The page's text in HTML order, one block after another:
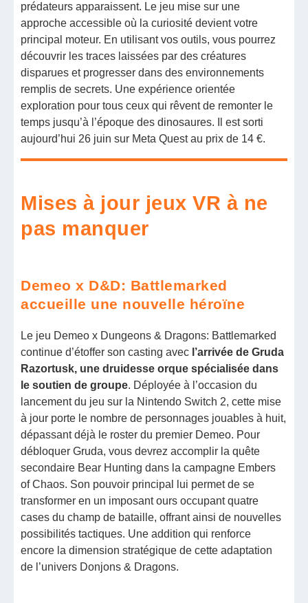
prédateurs apparaissent. Le jeu mise sur une
approche accessible où la curiosité devient votre
principal moteur. En utilisant vos outils, vous pourrez
découvrir les traces laissées par des créatures
disparues et progresser dans des environnements
remplis de secrets. Une expérience orientée
exploration pour tous ceux qui rêvent de remonter le
temps jusqu’à l’époque des dinosaures. Il est sorti
aujourd’hui 26 juin sur Meta Quest au prix de 14 €.
Mises à jour jeux VR à ne
pas manquer
Demeo x D&D: Battlemarked
accueille une nouvelle héroïne
Le jeu Demeo x Dungeons & Dragons: Battlemarked
continue d’étoffer son casting avec l’arrivée de Gruda
Razortusk, une druidesse orque spécialisée dans
le soutien de groupe. Déployée à l’occasion du
lancement du jeu sur la Nintendo Switch 2, cette mise
à jour porte le nombre de personnages jouables à huit,
dépassant déjà le roster du premier Demeo. Pour
débloquer Gruda, vous devrez accomplir la quête
secondaire Bear Hunting dans la campagne Embers
of Chaos. Son pouvoir principal lui permet de se
transformer en un imposant ours occupant quatre
cases du champ de bataille, offrant ainsi de nouvelles
possibilités tactiques. Une addition qui renforce
encore la dimension stratégique de cette adaptation
de l’univers Donjons & Dragons.